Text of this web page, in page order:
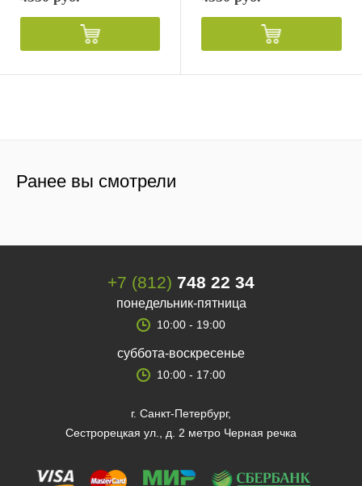
Ранее вы смотрели
+7 (812) 748 22 34
понедельник-пятница
10:00 - 19:00
суббота-воскресенье
10:00 - 17:00
г. Санкт-Петербург,
Сестрорецкая ул., д. 2 метро Черная речка